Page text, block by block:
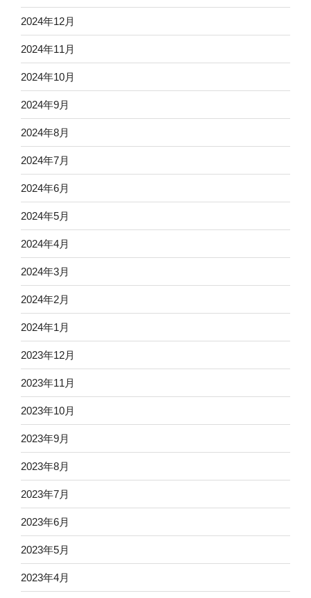
2024年12月
2024年11月
2024年10月
2024年9月
2024年8月
2024年7月
2024年6月
2024年5月
2024年4月
2024年3月
2024年2月
2024年1月
2023年12月
2023年11月
2023年10月
2023年9月
2023年8月
2023年7月
2023年6月
2023年5月
2023年4月